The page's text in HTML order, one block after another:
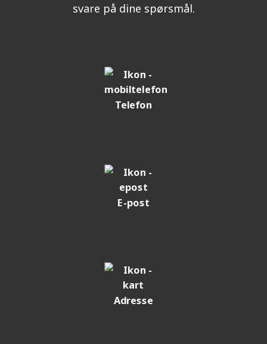
svare på dine spørsmål.
Telefon
E-post
Adresse